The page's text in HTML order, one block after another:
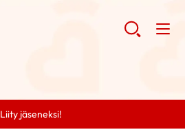
Liity jäseneksi!